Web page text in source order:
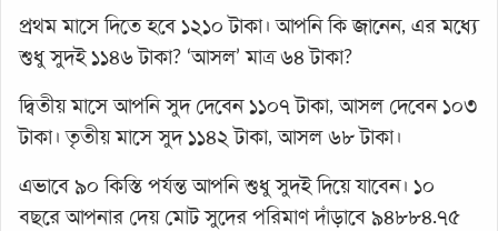
প্রথম মাসে দিতে হবে ১২১০ টাকা। আপনি কি জানেন, এর মধ্যে
শুধু সুদই ১১৪৬ টাকা? ‘আসল’ মাত্র ৬৪ টাকা?
দ্বিতীয় মাসে আপনি সুদ দেবেন ১১০৭ টাকা, আসল দেবেন ১০৩
টাকা। তৃতীয় মাসে সুদ ১১৪২ টাকা, আসল ৬৮ টাকা।
এভাবে ৯০ কিস্তি পর্যন্ত আপনি শুধু সুদই দিয়ে যাবেন। ১০
বছরে আপনার দেয় মোট সুদের পরিমাণ দাঁড়াবে ৯৪৮৮৪.৭৫